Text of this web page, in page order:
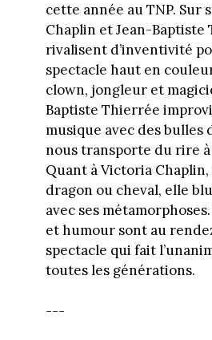
cette année au TNP. Sur
Chaplin et Jean-Baptiste
rivalisent d’inventivité
spectacle haut en
clown, jongleur et
Baptiste Thierrée
musique avec des bulles
nous transporte du rire à
Quant à Victoria
dragon ou cheval, elle
avec ses
et humour sont au
spectacle qui fait
toutes les générations.
---